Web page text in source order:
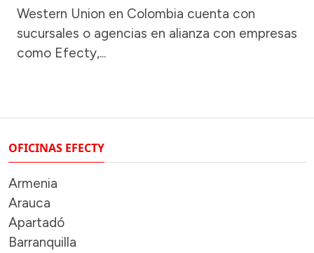
Western Union en Colombia cuenta con
sucursales o agencias en alianza con empresas
como Efecty,...
OFICINAS EFECTY
Armenia
Arauca
Apartadó
Barranquilla